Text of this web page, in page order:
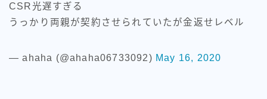
CSR光遅すぎる
うっかり両親が契約させられていたが金返せレベル
— ahaha (@ahaha06733092) May 16, 2020